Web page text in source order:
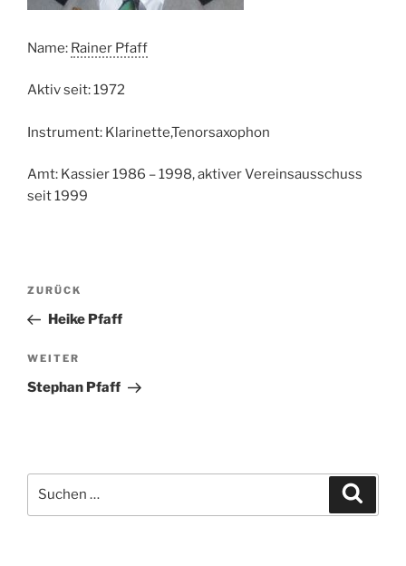
Name: Rainer Pfaff
Aktiv seit: 1972
Instrument: Klarinette,Tenorsaxophon
Amt: Kassier 1986 – 1998, aktiver Vereinsausschuss
seit 1999
Beitragsnavigation
Vorheriger
Beitrag
ZURÜCK
Heike Pfaff
Nächster
Beitrag
WEITER
Stephan Pfaff
nach: